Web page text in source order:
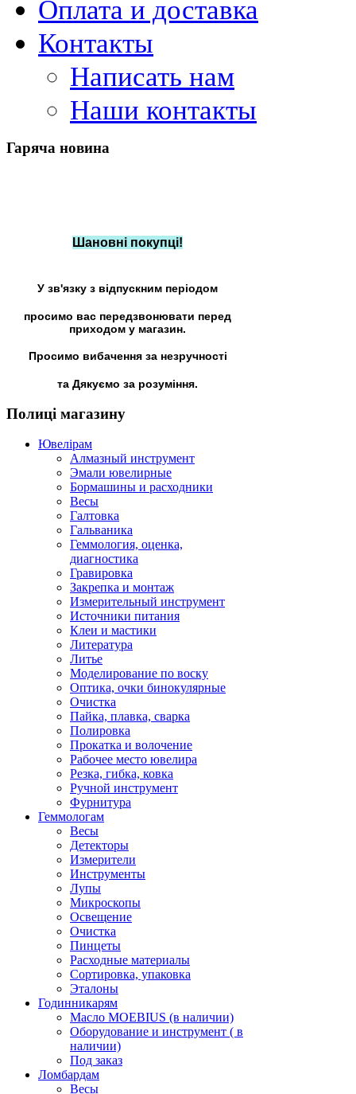
Оплата и доставка
Контакты
Написать нам
Наши контакты
Гаряча новина
Шановні покупці!
У зв'язку з відпускним періодом
просимо вас передзвонювати перед
приходом у магазин.
Просимо вибачення за незручності
та Дякуємо за розуміння.
Полиці магазину
Ювелірам
Алмазный инструмент
Эмали ювелирные
Бормашины и расходники
Весы
Галтовка
Гальваника
Геммология, оценка,
диагностика
Гравировка
Закрепка и монтаж
Измерительный инструмент
Источники питания
Клеи и мастики
Литература
Литье
Моделирование по воску
Оптика, очки бинокулярные
Очистка
Пайка, плавка, сварка
Полировка
Прокатка и волочение
Рабочее место ювелира
Резка, гибка, ковка
Ручной инструмент
Фурнитура
Геммологам
Весы
Детекторы
Измерители
Инструменты
Лупы
Микроскопы
Освещение
Очистка
Пинцеты
Расходные материалы
Сортировка, упаковка
Эталоны
Годинникарям
Масло MOEBIUS (в наличии)
Оборудование и инструмент ( в
наличии)
Под заказ
Ломбардам
Весы